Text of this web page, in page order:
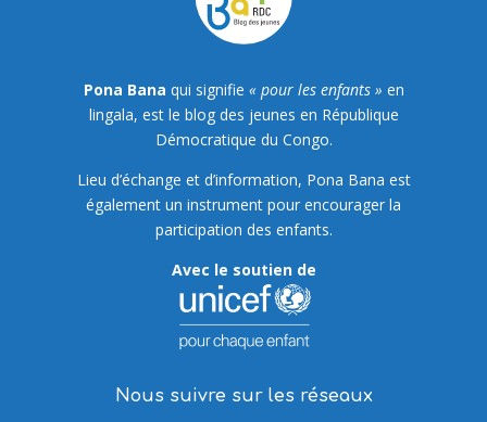
Pona Bana qui signifie « pour les enfants » en
lingala, est le blog des jeunes en République
Démocratique du Congo.
Lieu d’échange et d’information, Pona Bana est
également un instrument pour encourager la
participation des enfants.
Avec le soutien de
Nous suivre sur les réseaux